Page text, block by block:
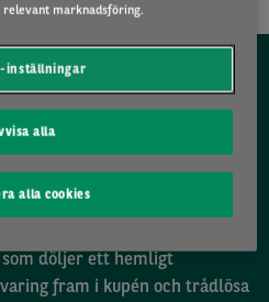
AV
döljer ett hemligt
fram i kupén och trådlösa
relevant marknadsföring.
inställningar
alla
alla cookies